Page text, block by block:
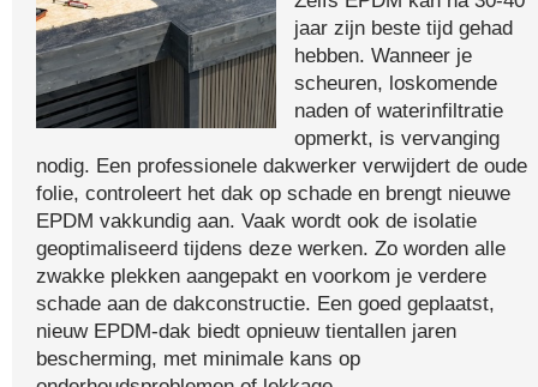
jaar zijn beste tijd gehad
hebben. Wanneer je
scheuren, loskomende
naden of waterinfiltratie
opmerkt, is vervanging
nodig. Een professionele dakwerker verwijdert de oude
folie, controleert het dak op schade en brengt nieuwe
EPDM vakkundig aan. Vaak wordt ook de isolatie
geoptimaliseerd tijdens deze werken. Zo worden alle
zwakke plekken aangepakt en voorkom je verdere
schade aan de dakconstructie. Een goed geplaatst,
nieuw EPDM-dak biedt opnieuw tientallen jaren
bescherming, met minimale kans op